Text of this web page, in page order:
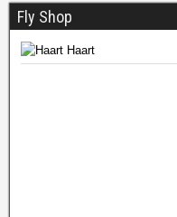
Fly Shop
Haart